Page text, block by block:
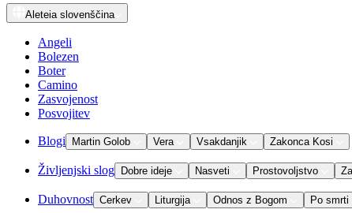
Aleteia slovenščina
Angeli
Bolezen
Boter
Camino
Zasvojenost
Posvojitev
Blogi Martin Golob Vera Vsakdanjik Zakonca Kosi
Življenjski slog Dobre ideje Nasveti Prostovoljstvo
Duhovnost Cerkev Liturgija Odnos z Bogom Po smrti